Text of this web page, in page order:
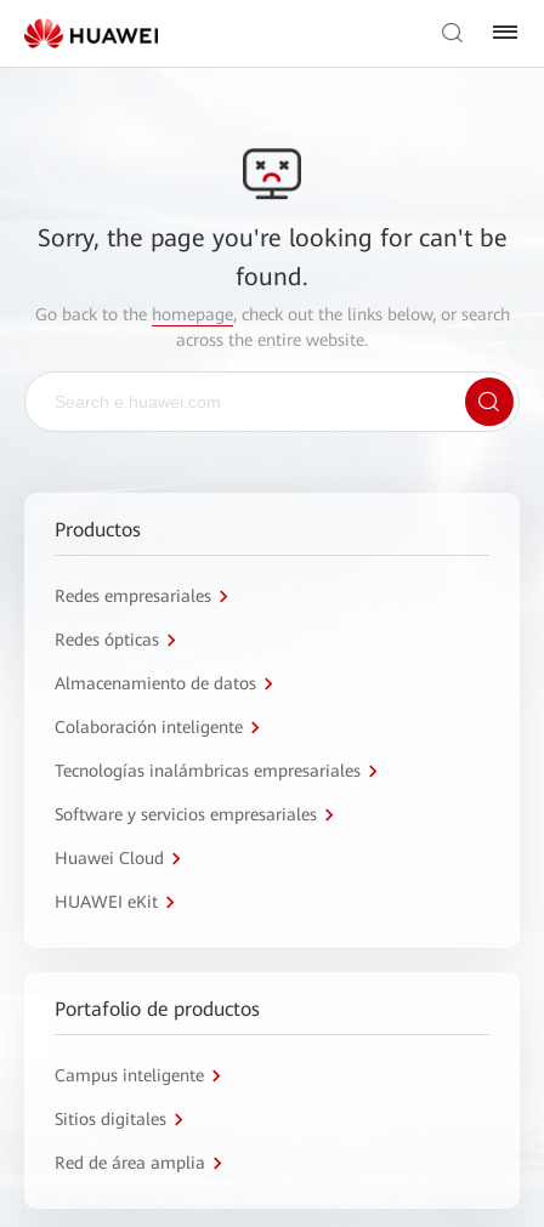
Sorry, the page you're looking for can't be
found.
Go back to the homepage, check out the links below, or search
across the entire website.
Productos
Redes empresariales
Redes ópticas
Almacenamiento de datos
Colaboración inteligente
Tecnologías inalámbricas empresariales
Software y servicios empresariales
Huawei Cloud
HUAWEI eKit
Portafolio de productos
Campus inteligente
Sitios digitales
Red de área amplia